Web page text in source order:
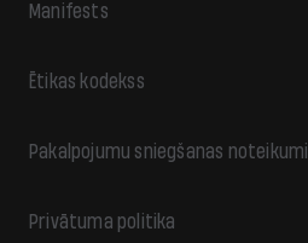
Manifests
Ētikas kodekss
Pakalpojumu sniegšanas noteikumi
Privātuma politika